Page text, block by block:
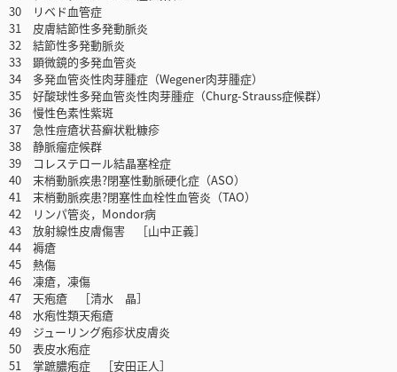
30 リベド血管症
31 皮膚結節性多発動脈炎
32 結節性多発動脈炎
33 顕微鏡的多発血管炎
34 多発血管炎性肉芽腫症（Wegener肉芽腫症）
35 好酸球性多発血管炎性肉芽腫症（Churg-Strauss症候群）
36 慢性色素性紫斑
37 急性痘瘡状苔癬状粃糠疹
38 静脈瘤症候群
39 コレステロール結晶塞栓症
40 末梢動脈疾患?閉塞性動脈硬化症（ASO）
41 末梢動脈疾患?閉塞性血栓性血管炎（TAO）
42 リンパ管炎，Mondor病
43 放射線性皮膚傷害 ［山中正義］
44 褥瘡
45 熱傷
46 凍瘡，凍傷
47 天疱瘡 ［清水 晶］
48 水疱性類天疱瘡
49 ジューリング疱疹状皮膚炎
50 表皮水疱症
51 掌蹠膿疱症 ［安田正人］